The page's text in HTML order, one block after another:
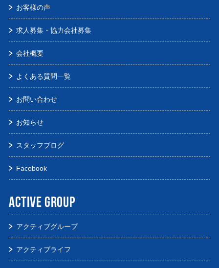
お客様の声
求人募集・協力会社募集
会社概要
よくある質問一覧
お問い合わせ
お知らせ
スタッフブログ
Facebook
ACTIVE GROUP
アクティブグループ
アクティブライフ